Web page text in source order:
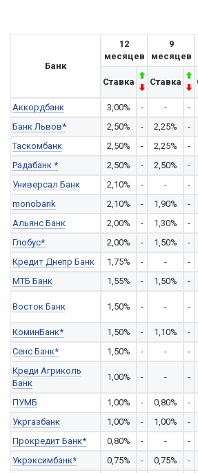
Банк
12
месяцев
9
месяцев
Ставка Ставка
Аккордбанк 3,00% - - -
Банк Львов*
2,50% - 2,25% -
Таскомбанк
2,50% - 2,25% -
Радабанк *
2,50% - 2,50% -
Универсал Банк
2,10% - - -
monobank
2,10% - 1,90% -
Альянс Банк
2,00% - 1,30% -
Глобус*
2,00% - 1,50% -
Кредит Днепр Банк
1,75% - - -
МТБ Банк
1,55% - 1,50% -
Восток Банк 1,50% - - -
КоминБанк*
1,50% - 1,10% -
Сенс Банк*
1,50% - - -
Креди Агриколь
Банк
1,00% - - -
ПУМБ 1,00% - 0,80% -
Укргазбанк
1,00% - 1,00% -
Прокредит Банк*
0,80% - - -
Укрэксимбанк*
0,75% - 0,75% -